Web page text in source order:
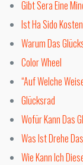
Gibt Sera Eine
Ist Ha Sido
Warum Das
Color Wheel
“Auf Welche
Glücksrad
Wofür Kann Das
Was Ist Drehe
Wie Kann Ich